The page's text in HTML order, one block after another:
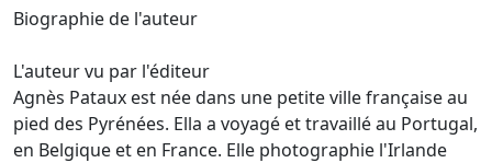
Biographie de l'auteur
L'auteur vu par l'éditeur
Agnès Pataux est née dans une petite ville française au
pied des Pyrénées. Ella a voyagé et travaillé au Portugal,
en Belgique et en France. Elle photographie l'Irlande